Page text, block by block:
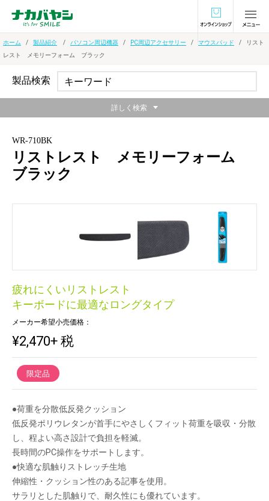
オンラインショ
ホーム 製品紹介 パソコン周辺機器 PC周辺アクセサリー マウスパッド
リスト
レスト メモリーフォーム ブラック
WR-710BK
リストレスト メモリーフォーム
ブラック
疲れにくいリストレスト
キーボードに最適なロングタイプ
メーカー希望小売価格：
¥2,470+ 税
限定品
●荷重を分散低反発クッション
低反発ポリウレタンが首手にやさしくフィット荷重を吸収・分散
し、程よい高さ設計で負担を軽滅。
長時間のPC操作をサポートします。
●快適な肌触りストレッチ生地
伸縮性・クッション性のある記事を使用。
サラリとした肌触りで、耐久性にも優れています。
製品検索
詳しく検索